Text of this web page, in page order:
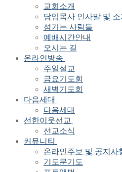
교회소개
담임목사 인사말 및 소
섬기는 사람들
예배시간안내
오시는 길
온라인방송
주일설교
금요기도회
새벽기도회
다음세대
다음세대
선한이웃선교
선교소식
커뮤니티
온라인주보 및 공지사
기도문기도